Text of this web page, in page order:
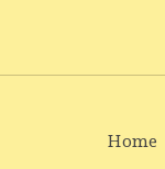
Home